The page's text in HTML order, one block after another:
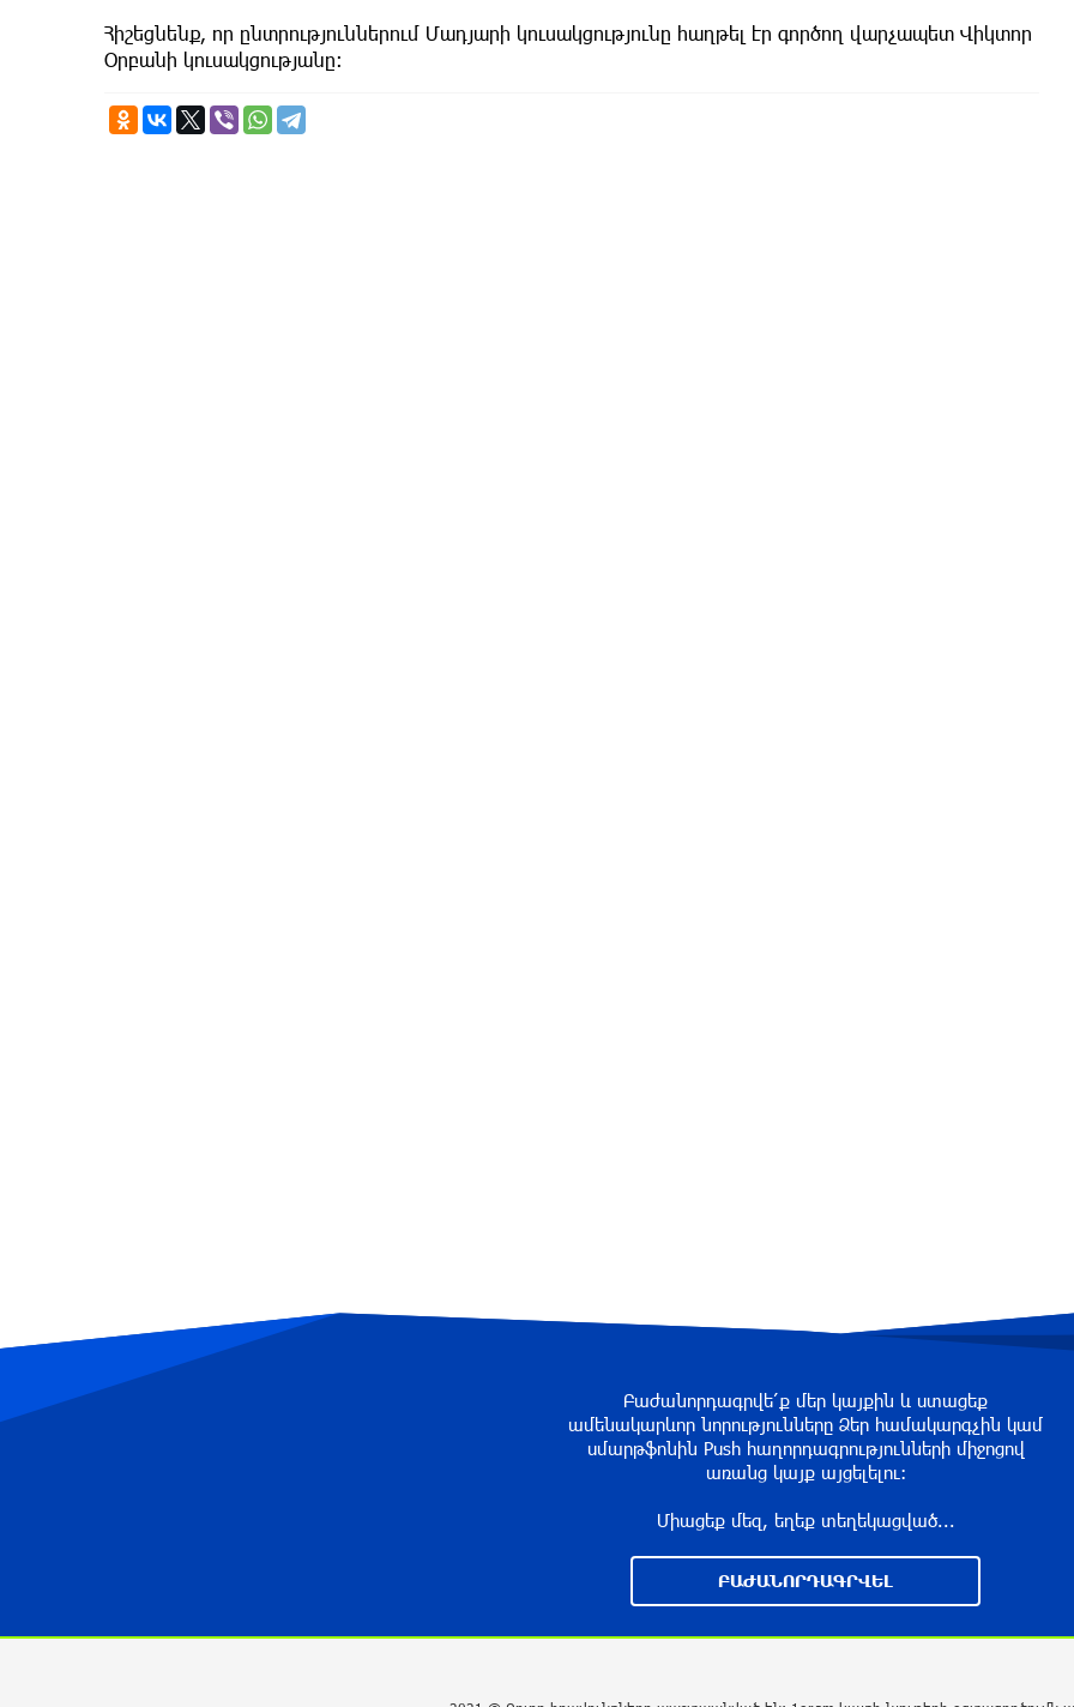
Հիշեցնենք, որ ընտրություններում Մադյարի կուսակցությունը հաղթել էր գործող վարչապետ Վիկտոր
Օրբանի կուսակցությանը:
Բաժանորդագրվե՛ք մեր կայքին և ստացեք
ամենակարևոր նորությունները Ձեր համակարգչին կամ
սմարթֆոնին Push հաղորդագրությունների միջոցով
առանց կայք այցելելու։
Միացեք մեզ, եղեք տեղեկացված...
ԲԱԺԱՆՈՐԴԱԳՐՎԵԼ